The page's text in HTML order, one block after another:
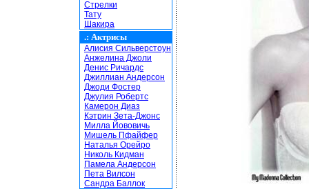
Стрелки
Тату
Шакира
.: Актрисы
Алисия Сильверстоун
Анжелина Джоли
Денис Ричардс
Джиллиан Андерсон
Джоди Фостер
Джулия Робертс
Камерон Диаз
Кэтрин Зета-Джонс
Милла Йововичь
Мишель Пфайфер
Наталья Орейро
Николь Кидман
Памела Андерсон
Пета Вилсон
Сандра Баллок